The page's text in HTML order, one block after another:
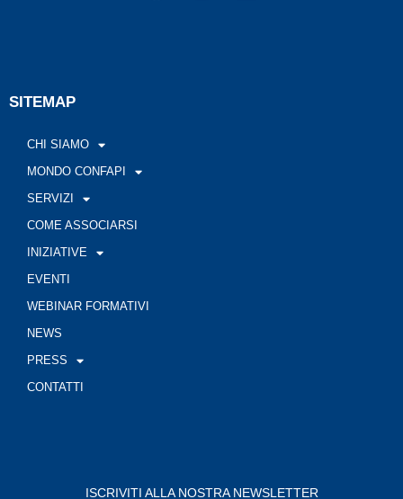
SITEMAP
CHI SIAMO
MONDO CONFAPI
SERVIZI
COME ASSOCIARSI
INIZIATIVE
EVENTI
WEBINAR FORMATIVI
NEWS
PRESS
CONTATTI
ISCRIVITI ALLA NOSTRA NEWSLETTER